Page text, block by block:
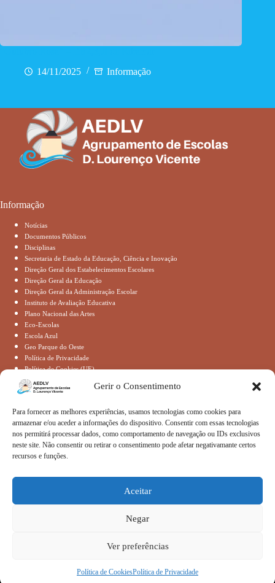
Gerir o Consentimento
Para fornecer as melhores experiências, usamos tecnologias como cookies para
armazenar e/ou aceder a informações do dispositivo. Consentir com essas tecnologias
nos permitirá processar dados, como comportamento de navegação ou IDs exclusivos
neste site. Não consentir ou retirar o consentimento pode afetar negativamante certos
recursos e funções.
Aceitar
Negar
Ver preferências
Política de CookiesPolítica de Privacidade
14/11/2025
Informação
Informação
Notícias
Documentos Públicos
Disciplinas
Secretaria de Estado da Educação, Ciência e Inovação
Direção Geral dos Estabelecimentos Escolares
Direção Geral da Educação
Direção Geral da Administração Escolar
Instituto de Avaliação Educativa
Plano Nacional das Artes
Eco-Escolas
Escola Azul
Geo Parque do Oeste
Política de Privacidade
Política de Cookies (UE)
Contactos
Morada:
Avenida de Angola
261422059
Copyright © 2026 – AEDLV